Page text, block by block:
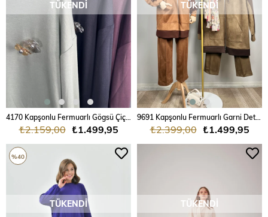
TÜKENDI
₺1.499,95
₺2.159,00
TÜKENDI
9691 Kapşonlu Fermuarlı Garni Detaylı Süet Takım
₺1.499,95
₺2.399,00
TÜKENDI
%40
TÜKENDI